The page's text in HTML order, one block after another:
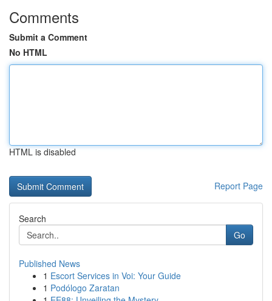
Comments
Submit a Comment
No HTML
HTML is disabled
Report Page
Search
Go
Published News
1 Escort Services in Voi: Your Guide
1 Podólogo Zaratan